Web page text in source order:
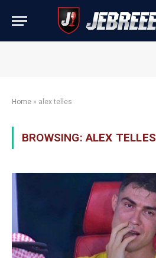
Home » alex telles
BROWSING:ALEX TELLES